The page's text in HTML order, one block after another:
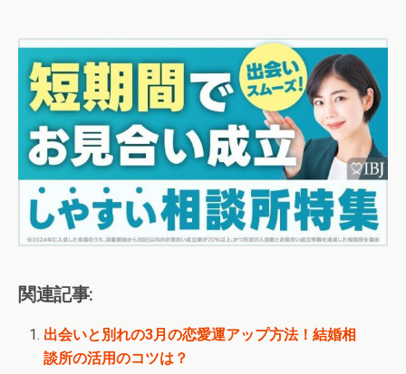
関連記事:
出会いと別れの3月の恋愛運アップ方法！結婚相
談所の活用のコツは？